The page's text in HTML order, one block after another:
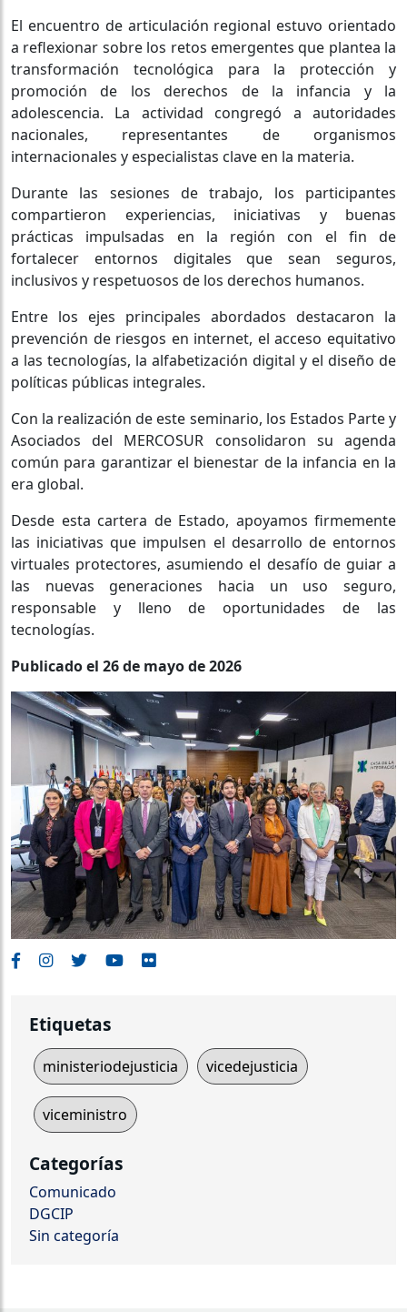
El encuentro de articulación regional estuvo orientado
a reflexionar sobre los retos emergentes que plantea la
transformación tecnológica para la protección y
promoción de los derechos de la infancia y la
adolescencia. La actividad congregó a autoridades
nacionales, representantes de organismos
internacionales y especialistas clave en la materia.
Durante las sesiones de trabajo, los participantes
compartieron experiencias, iniciativas y buenas
prácticas impulsadas en la región con el fin de
fortalecer entornos digitales que sean seguros,
inclusivos y respetuosos de los derechos humanos.
Entre los ejes principales abordados destacaron la
prevención de riesgos en internet, el acceso equitativo
a las tecnologías, la alfabetización digital y el diseño de
políticas públicas integrales.
Con la realización de este seminario, los Estados Parte y
Asociados del MERCOSUR consolidaron su agenda
común para garantizar el bienestar de la infancia en la
era global.
Desde esta cartera de Estado, apoyamos firmemente
las iniciativas que impulsen el desarrollo de entornos
virtuales protectores, asumiendo el desafío de guiar a
las nuevas generaciones hacia un uso seguro,
responsable y lleno de oportunidades de las
tecnologías.
Publicado el 26 de mayo de 2026
Etiquetas
ministeriodejusticia vicedejusticia
viceministro
Categorías
Comunicado
DGCIP
Sin categoría